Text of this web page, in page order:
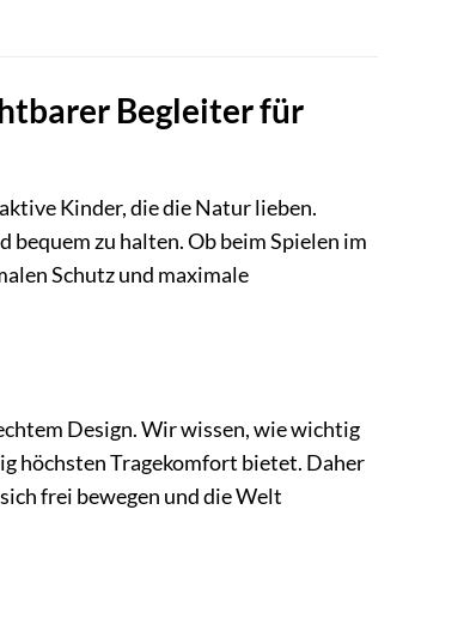
Begleiter für
Kinder, die die Natur lieben.
zu halten. Ob beim Spielen im
Schutz und maximale
Design. Wir wissen, wie wichtig
höchsten Tragekomfort bietet. Daher
frei bewegen und die Welt